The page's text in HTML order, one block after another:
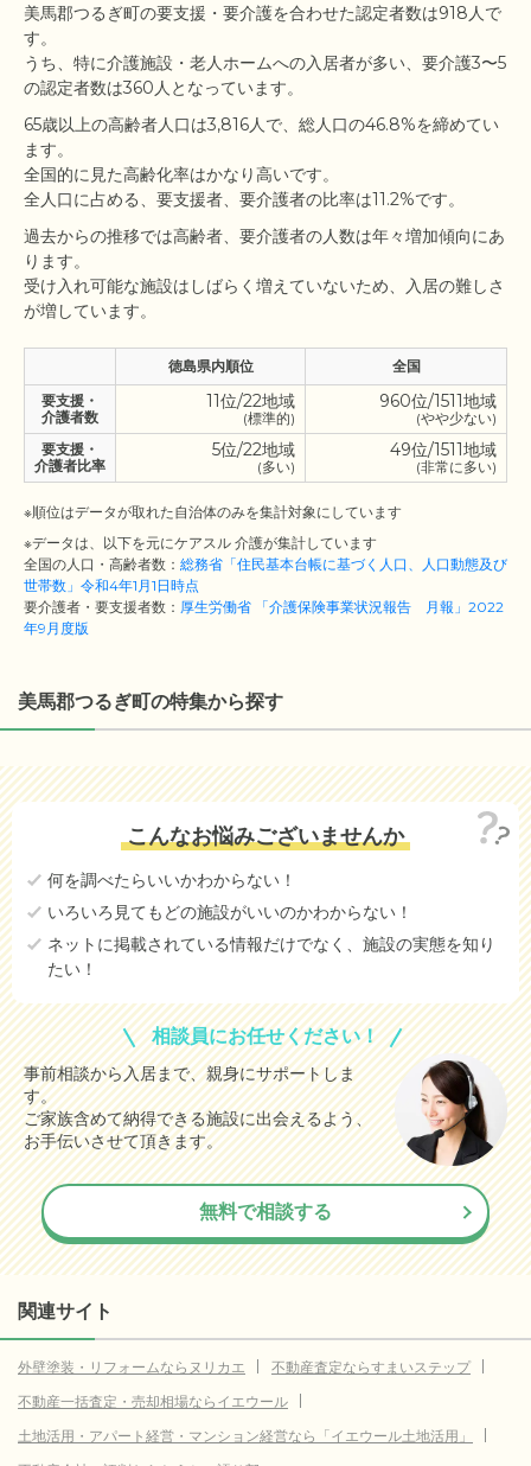
美馬郡つるぎ町の要支援・要介護を合わせた認定者数は918人で
す。
うち、特に介護施設・老人ホームへの入居者が多い、要介護3〜5
65歳以上の高齢者人口は3,816人で、総人口の46.8%を締めてい
ます。
全国的に見た高齢化率はかなり高いです。
過去からの推移では高齢者、要介護者の人数は年々増加傾向にあ
ります。
受け入れ可能な施設はしばらく増えていないため、入居の難しさ
徳島県内順位
全国
要支援・
介護者数
11位/22地域
(標準的)
960位/1511地域
(やや少ない)
要支援・
介護者比率
5位/22地域
(多い)
49位/1511地域
(非常に多い)
※順位はデータが取れた自治体のみを集計対象にしています
※データは、以下を元にケアスル 介護が集計しています
全国の人口・高齢者数： 総務省「住民基本台帳に基づく人口、人口動態及び
世帯数」令和4年1月1日時点
要介護者・要支援者数： 厚生労働省 「介護保険事業状況報告 月報」2022
年9月度版
美馬郡つるぎ町の特集から探す
こんなお悩みございませんか
何を調べたらいいかわからない！
いろいろ見てもどの施設がいいのかわからない！
ネットに掲載されている情報だけでなく、施設の実態を知り
たい！
相談員にお任せください！
事前相談から入居まで、親身にサポートしま
す。
ご家族含めて納得できる施設に出会えるよう、
お手伝いさせて頂きます。
無料で相談する
関連サイト
外壁塗装・リフォームならヌリカエ
不動産査定ならすまいステップ
不動産一括査定・売却相場ならイエウール
土地活用・アパート経営・マンション経営なら「イエウール土地活用」